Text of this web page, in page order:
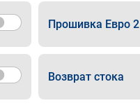
Прошивка Евро 2
Возврат стока